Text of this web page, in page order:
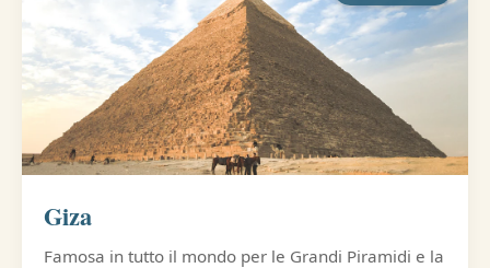
Giza
Famosa in tutto il mondo per le Grandi Piramidi e la